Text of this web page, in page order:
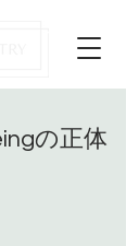
の正体